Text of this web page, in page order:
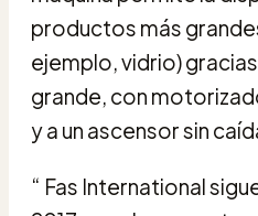
productos más
ejemplo, vidrio)
grande, con
y a un ascensor sin
“ Fas International